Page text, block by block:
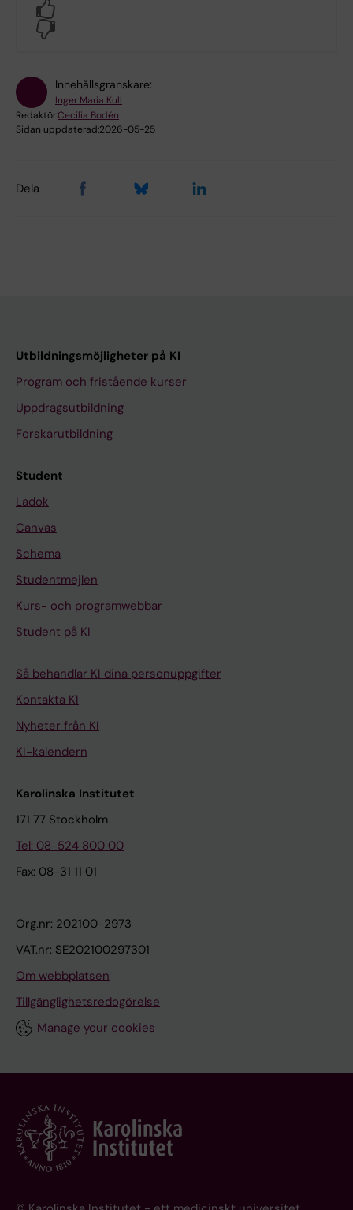
Innehållsgranskare:
Inger Maria Kull
Redaktör:Cecilia Bodén
Sidan uppdaterad:2026-05-25
Dela
Utbildningsmöjligheter på KI
Program och fristående kurser
Uppdragsutbildning
Forskarutbildning
Student
Ladok
Canvas
Schema
Studentmejlen
Kurs- och programwebbar
Student på KI
Så behandlar KI dina personuppgifter
Kontakta KI
Nyheter från KI
KI-kalendern
Karolinska Institutet
171 77 Stockholm
Tel: 08-524 800 00
Fax: 08-31 11 01
Org.nr: 202100-2973
VAT.nr: SE202100297301
Om webbplatsen
Tillgänglighetsredogörelse
Manage your cookies